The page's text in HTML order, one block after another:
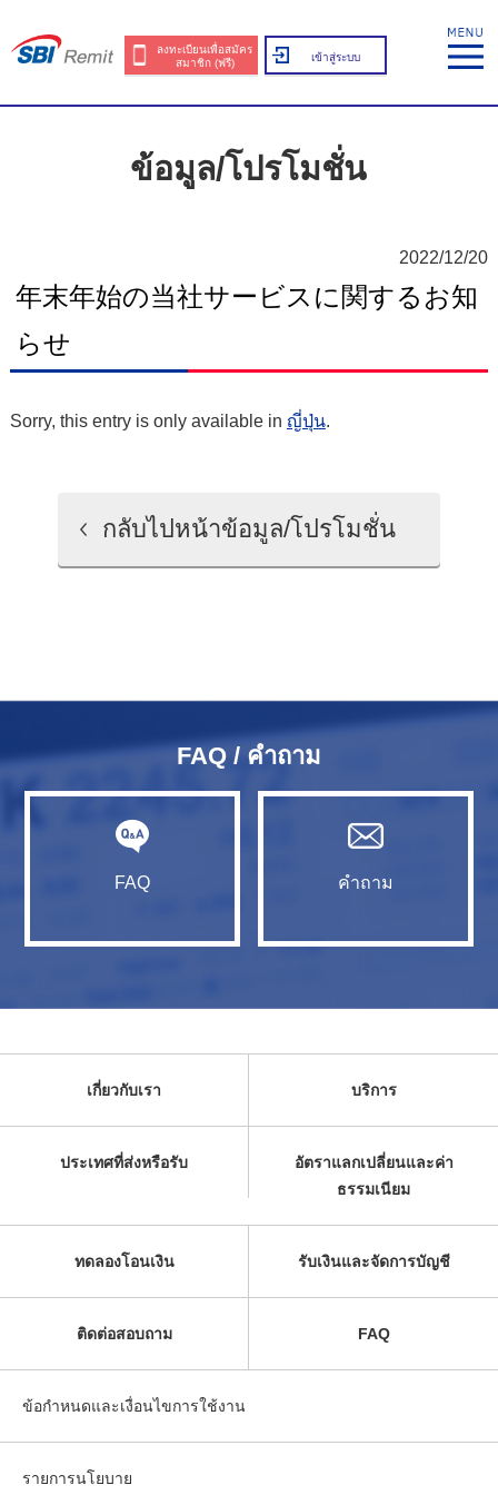
ลงทะเบียนเพื่อสมัคร
สมาชิก (ฟรี)
เข้าสู่ระบบ
ข้อมูล/โปรโมชั่น
2022/12/20
年末年始の当社サービスに関するお知
らせ
Sorry, this entry is only available in ญี่ปุ่น.
กลับไปหน้าข้อมูล/โปรโมชั่น
FAQ / คำถาม
FAQ คำถาม
เกี่ยวกับเรา บริการ
ประเทศที่ส่งหรือรับ
อัตราแลกเปลี่ยนและค่า
ธรรมเนียม
ทดลองโอนเงิน รับเงินและจัดการบัญชี
ติดต่อสอบถาม FAQ
ข้อกำหนดและเงื่อนไขการใช้งาน
รายการนโยบาย